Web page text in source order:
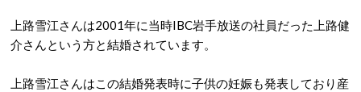
上路雪江さんは2001年に当時IBC岩手放送の社員だった上路健
介さんという方と結婚されています。
上路雪江さんはこの結婚発表時に子供の妊娠も発表しており産